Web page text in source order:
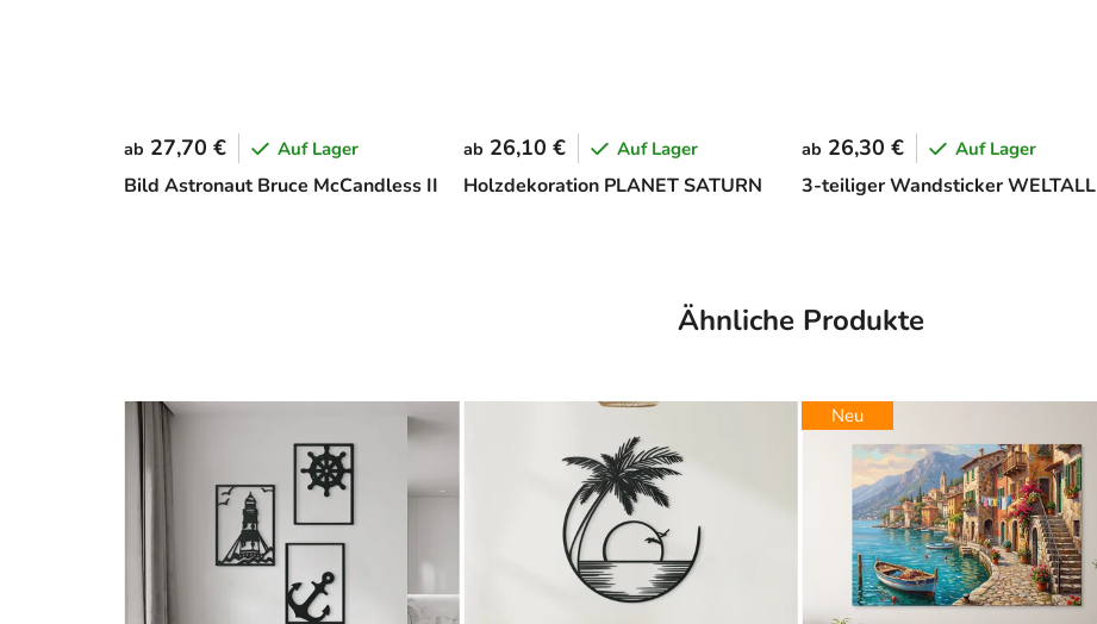
Bild Astronaut Bruce McCandless II
ab 27,70 € Auf Lager
Holzdekoration PLANET SATURN
ab 26,10 € Auf Lager
3-teiliger Wandsticker WELTALL
ab 26,30 € Auf Lager
Ähnliche Produkte
Neu